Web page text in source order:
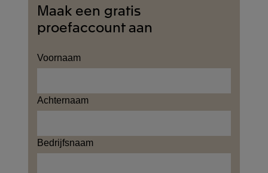
Maak een gratis
proefaccount aan
Voornaam
Achternaam
Bedrijfsnaam